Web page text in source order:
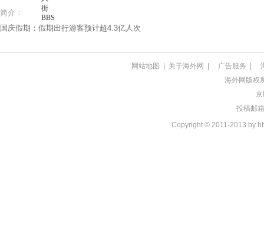
简介：
国庆假期：假期出行游客预计超4.3亿人次
网站地图 | 关于海外网 | 广告服务 |
海外网版权
投稿邮
Copyright © 2011-2013 by